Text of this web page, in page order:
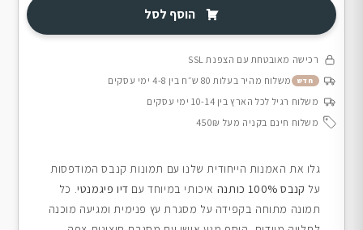
הוסף לסל
רכישה מאובטחת עם הצפנת SSL
חדש
משלוח מהיר בעלות 80 ש״ח בין 4-8 ימי עסקים
משלוח רגיל לכל הארץ בין 10-14 ימי עסקים
משלוח חינם בקניה מעל 450₪
גלו את האמנות הייחודית שלנו עם תמונות קנבס המודפסות
על קנבס 100% כותנה איכותי במיוחד עם דיו פיגמנטי. כל
תמונה מתוחה בקפידה על מסגרת עץ פנימית ומגיעה מוכנה